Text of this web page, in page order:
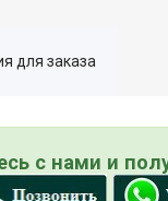
для заказа
с нами и